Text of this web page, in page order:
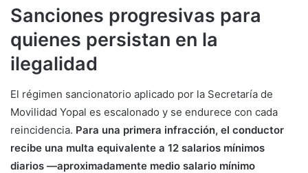
Sanciones progresivas para
quienes persistan en la
ilegalidad
El régimen sancionatorio aplicado por la Secretaría de
Movilidad Yopal es escalonado y se endurece con cada
reincidencia. Para una primera infracción, el conductor
recibe una multa equivalente a 12 salarios mínimos
diarios —aproximadamente medio salario mínimo